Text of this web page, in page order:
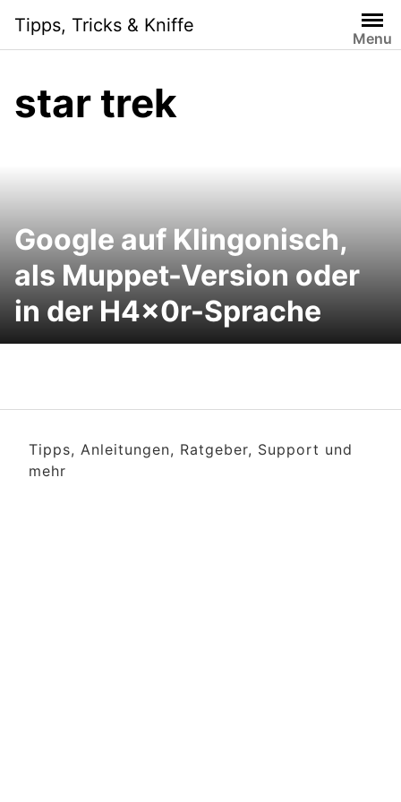
content
Tipps, Tricks & Kniffe
Menu
star trek
Google auf Klingonisch,
als Muppet-Version oder
in der H4x0r-Sprache
Tipps, Anleitungen, Ratgeber, Support und
mehr